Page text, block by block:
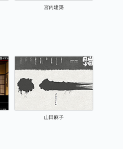
宮内建築
山田麻子